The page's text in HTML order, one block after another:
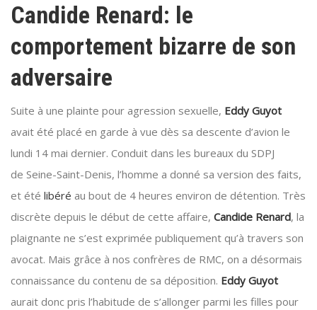
Candide Renard: le
comportement bizarre de son
adversaire
Suite à une plainte pour agression sexuelle, Eddy Guyot
avait été placé en garde à vue dès sa descente d’avion le
lundi 14 mai dernier. Conduit dans les bureaux du SDPJ
de Seine-Saint-Denis, l’homme a donné sa version des faits,
et été libéré au bout de 4 heures environ de détention. Très
discrète depuis le début de cette affaire, Candide Renard, la
plaignante ne s’est exprimée publiquement qu’à travers son
avocat. Mais grâce à nos confrères de RMC, on a désormais
connaissance du contenu de sa déposition. Eddy Guyot
aurait donc pris l’habitude de s’allonger parmi les filles pour